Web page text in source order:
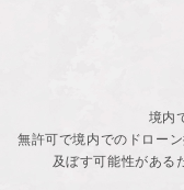
境内
無許可で境内でのドロー
及ぼす可能性がある